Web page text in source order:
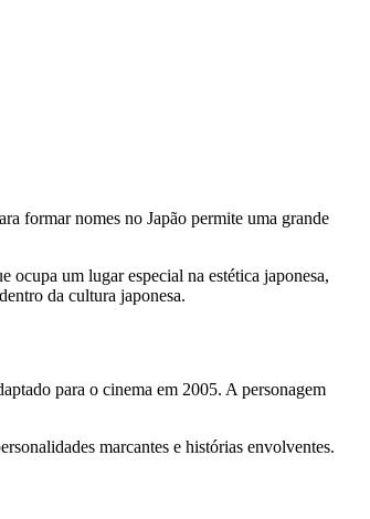
formar nomes no Japão permite uma grande
ocupa um lugar especial na estética japonesa,
da cultura japonesa.
para o cinema em 2005. A personagem
marcantes e histórias envolventes.